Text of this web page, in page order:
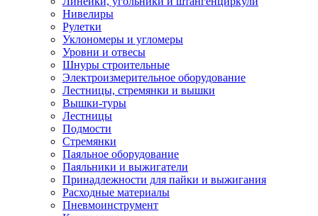
Нивелиры
Рулетки
Уклономеры и угломеры
Уровни и отвесы
Шнуры строительные
Электроизмерительное оборудование
Лестницы, стремянки и вышки
Вышки-туры
Лестницы
Подмости
Стремянки
Паяльное оборудование
Паяльники и выжигатели
Принадлежности для пайки и выжигания
Расходные материалы
Пневмоинструмент